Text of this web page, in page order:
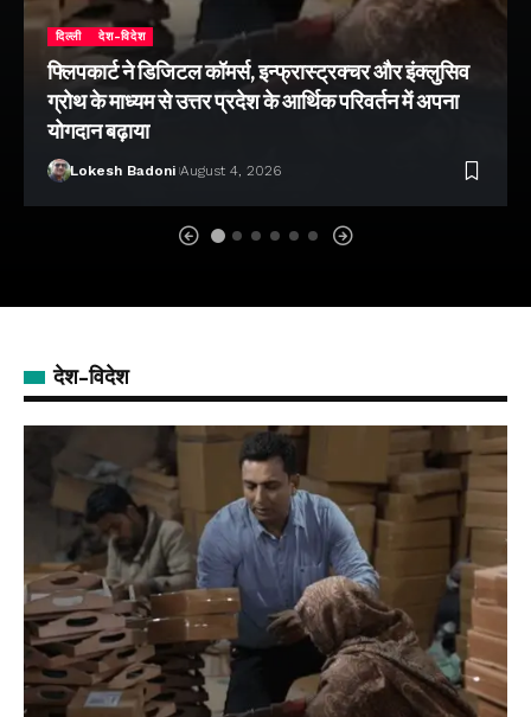
दिल्ली देश-विदेश
फ्लिपकार्ट ने डिजिटल कॉमर्स, इन्फ्रास्ट्रक्चर और इंक्लुसिव
ग्रोथ के माध्यम से उत्तर प्रदेश के आर्थिक परिवर्तन में अपना
योगदान बढ़ाया
Lokesh Badoni August 4, 2026
देश-विदेश